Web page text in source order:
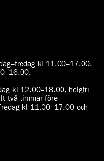
kl 11.00–17.00.
kl 12.00–18.00, helgfri
två timmar före
kl 11.00–17.00 och